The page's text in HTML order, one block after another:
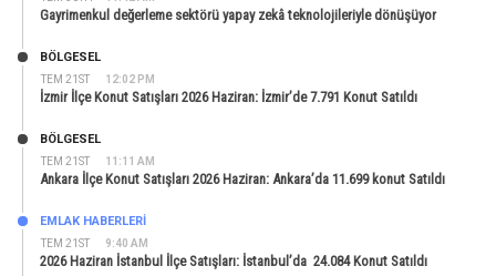
Gayrimenkul değerleme sektörü yapay zekâ teknolojileriyle dönüşüyor
TEM 21ST 12:02 PM
BÖLGESEL
İzmir İlçe Konut Satışları 2026 Haziran: İzmir’de 7.791 Konut Satıldı
TEM 21ST 11:11 AM
BÖLGESEL
Ankara İlçe Konut Satışları 2026 Haziran: Ankara’da 11.699 konut Satıldı
TEM 21ST 9:40 AM
EMLAK HABERLERI
2026 Haziran İstanbul İlçe Satışları: İstanbul’da 24.084 Konut Satıldı